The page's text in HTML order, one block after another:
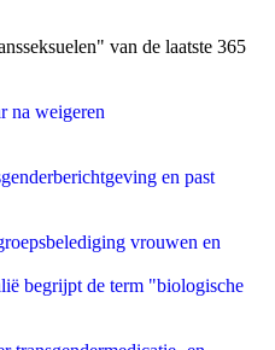
van de laatste 365
na weigeren
en past
vrouwen en
begrijpt de term "biologische